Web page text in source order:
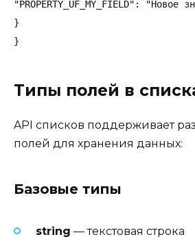
"PROPERTY_UF_MY_FIELD": "Новое
}
Типы полей в
API списков поддерживает
полей для хранения данных:
Базовые типы
string — текстовая строка